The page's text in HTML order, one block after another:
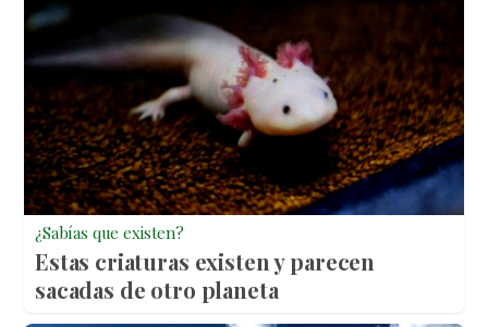
¿Sabías que existen?
Estas criaturas existen y parecen
sacadas de otro planeta